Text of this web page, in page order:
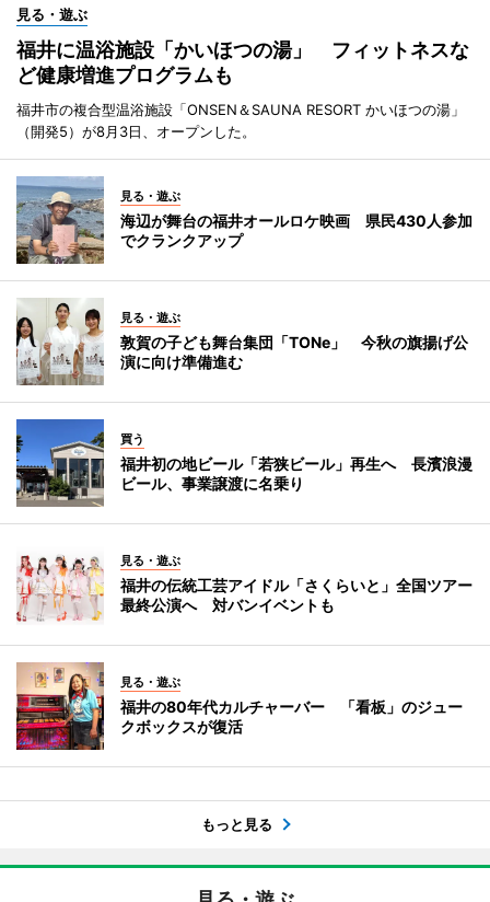
見る・遊ぶ
福井に温浴施設「かいほつの湯」 フィットネスな
ど健康増進プログラムも
福井市の複合型温浴施設「ONSEN＆SAUNA RESORT かいほつの湯」
（開発5）が8月3日、オープンした。
見る・遊ぶ
海辺が舞台の福井オールロケ映画 県民430人参加
でクランクアップ
見る・遊ぶ
敦賀の子ども舞台集団「TONe」 今秋の旗揚げ公
演に向け準備進む
買う
福井初の地ビール「若狭ビール」再生へ 長濱浪漫
ビール、事業譲渡に名乗り
見る・遊ぶ
福井の伝統工芸アイドル「さくらいと」全国ツアー
最終公演へ 対バンイベントも
見る・遊ぶ
福井の80年代カルチャーバー 「看板」のジュー
クボックスが復活
もっと見る